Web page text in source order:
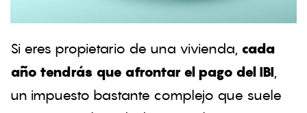
Si eres propietario de una vivienda, cada
año tendrás que afrontar el pago del IBI
un impuesto bastante complejo que suele